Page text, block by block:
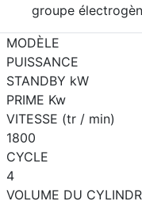
groupe
MODÈLE
PUISSANCE
STANDBY kW
PRIME Kw
VITESSE (tr / min)
1800
CYCLE
4
VOLUME DU